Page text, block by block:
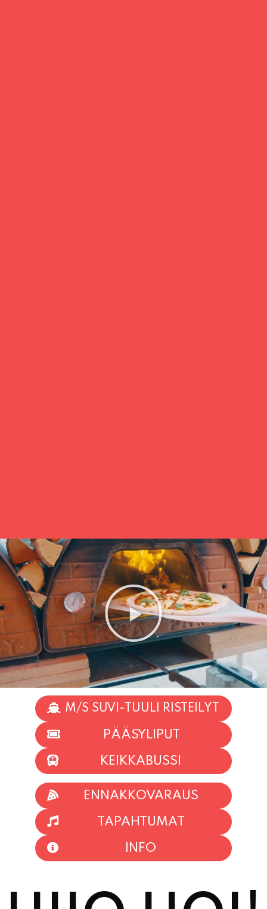
M/S SUVI-TUULI RISTEILYT
PÄÄSYLIPUT
KEIKKABUSSI
TAPAHTUMAT
INFO
HIIO HOI!
KESÄKAUSI 2026 KÄYNNISTYY